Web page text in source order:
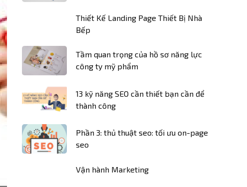
Thiết Kế Landing Page Thiết Bị Nhà
Bếp
Tầm quan trọng của hồ sơ năng lực
công ty mỹ phẩm
13 kỹ năng SEO cần thiết bạn cần để
thành công
Phần 3: thủ thuật seo: tối ưu on-page
seo
Vận hành Marketing